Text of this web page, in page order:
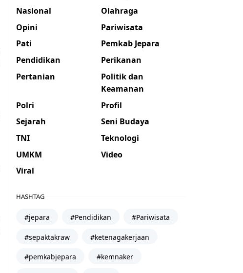
Nasional
Olahraga
Opini
Pariwisata
Pati
Pemkab Jepara
Pendidikan
Perikanan
Pertanian
Politik dan
Keamanan
Polri
Profil
Sejarah
Seni Budaya
TNI
Teknologi
UMKM
Video
Viral
HASHTAG
#jepara #Pendidikan #Pariwisata
#sepaktakraw #ketenagakerjaan
#pemkabjepara #kemnaker